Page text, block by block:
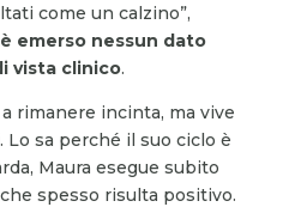
come un calzino”,
emerso nessun dato
vista clinico.
rimanere incinta, ma vive
. Lo sa perché il suo ciclo è
Maura esegue subito
spesso risulta positivo.